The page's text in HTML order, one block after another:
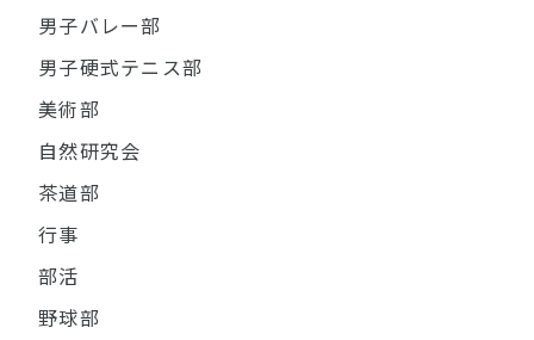
男子バレー部
男子硬式テニス部
美術部
自然研究会
茶道部
行事
部活
野球部